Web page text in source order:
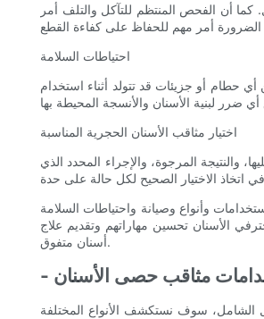
كما أن الفحص المنتظم للتآكل والتلف أمر
احتياطات السلامة
حطام أو جزيئات قد تتولد أثناء استخدام
اختيار مثاقب الأسنان الحجرية المناسبة
والنتيجة المرجوة، والإجراء المحدد الذي
وأنواع وصيانة واحتياطات السلامة
الأسنان تحسين مهاراتهم وتقديم علاج
أسنان متفوق.
مثاقب حصى الأسنان
الشامل، سوف نستكشف الأنواع المختلفة